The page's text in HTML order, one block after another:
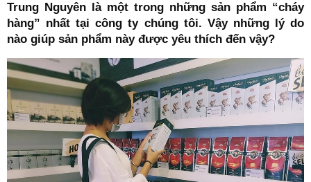
Trung Nguyên là một trong những sản phẩm “cháy
hàng” nhất tại công ty chúng tôi. Vậy những lý do
nào giúp sản phẩm này được yêu thích đến vậy?